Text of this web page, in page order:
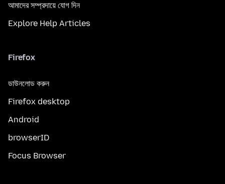
আমাদের সম্প্রদায়ে যোগ দিন
Explore Help Articles
Firefox
ডাউনলোড করুন
Firefox desktop
Android
browserID
Focus Browser